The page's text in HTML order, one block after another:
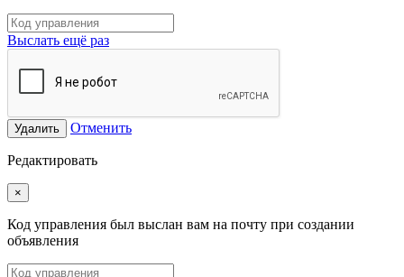
Выслать ещё раз
Удалить Отменить
Редактировать
×
Код управления был выслан вам на почту при создании
объявления